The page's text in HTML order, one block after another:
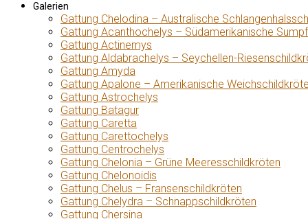
Galerien
Gattung Chelodina – Australische
Gattung Acanthochelys – Südamerikanische
Gattung Actinemys
Gattung Aldabrachelys – Seychellen-
Gattung Amyda
Gattung Apalone – Amerikanische
Gattung Astrochelys
Gattung Batagur
Gattung Caretta
Gattung Carettochelys
Gattung Centrochelys
Gattung Chelonia – Grüne Meeresschildkröten
Gattung Chelonoidis
Gattung Chelus – Fransenschildkröten
Gattung Chelydra – Schnappschildkröten
Gattung Chersina